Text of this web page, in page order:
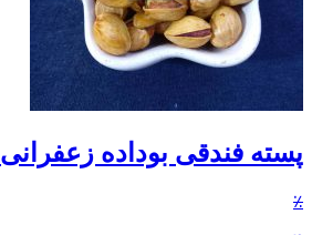
پسته فندقی بوداده زعفرانی
٪